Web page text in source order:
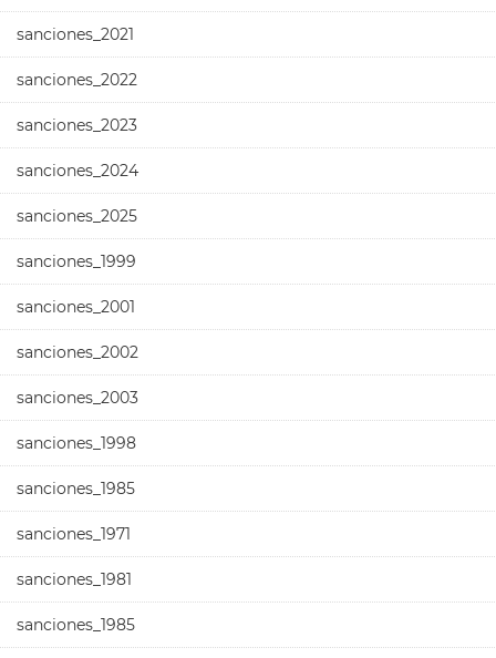
sanciones_2021
sanciones_2022
sanciones_2023
sanciones_2024
sanciones_2025
sanciones_1999
sanciones_2001
sanciones_2002
sanciones_2003
sanciones_1998
sanciones_1985
sanciones_1971
sanciones_1981
sanciones_1985